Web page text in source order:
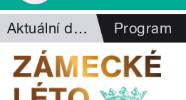
Aktuální dění Program